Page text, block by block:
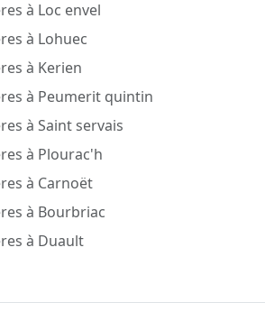
à Loc envel
à Lohuec
à Kerien
à Peumerit quintin
à Saint servais
à Plourac'h
à Carnoët
à Bourbriac
à Duault